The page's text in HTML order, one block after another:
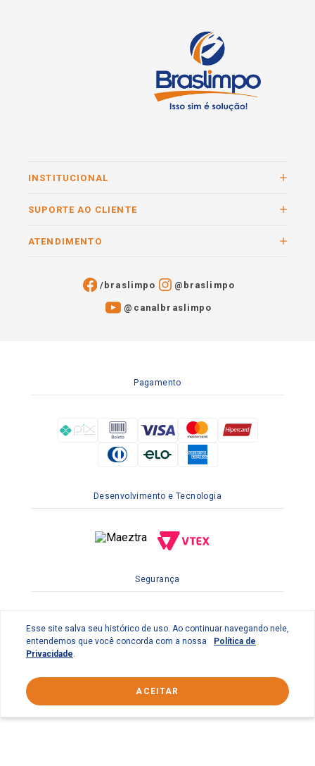
INSTITUCIONAL
SUPORTE AO CLIENTE
ATENDIMENTO
/braslimpo @braslimpo
@canalbraslimpo​
Pagamento
Desenvolvimento e Tecnologia
Segurança
Esse site salva seu histórico de uso. Ao continuar navegando nele,
entendemos que você concorda com a nossa
Política de
Privacidade.
ACEITAR